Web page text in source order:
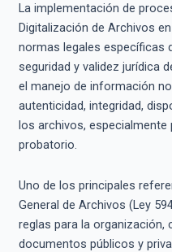
La implementación de
Digitalización de Archivos
normas legales específicas
seguridad y validez jurídica
el manejo de información
autenticidad, integridad,
los archivos, especialmente
probatorio.
Uno de los principales
General de Archivos (Ley
reglas para la
documentos públicos y